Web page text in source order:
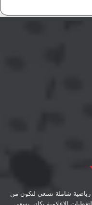
رياضية شاملة تسعى لتكون من
الإعلامية بكادر يسعى